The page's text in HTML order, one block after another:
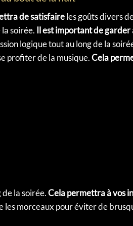
de satisfaireles goûts divers
soirée. Il est important de garder
logique tout au long de la
profiter de la musique.Cela
la soirée.Cela permettra à vos
morceaux pour éviter de